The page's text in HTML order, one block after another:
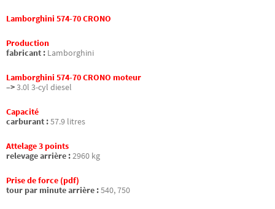
Lamborghini 574-70 CRONO
Production
fabricant : Lamborghini
Lamborghini 574-70 CRONO moteur
–>3.0l 3-cyl diesel
Capacité
carburant :57.9 litres
Attelage 3 points
relevage arrière :2960 kg
Prise de force (pdf)
tour par minute arrière :540, 750